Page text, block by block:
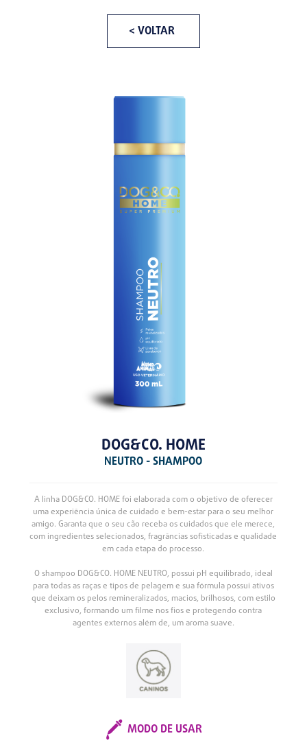
< VOLTAR
DOG&CO. HOME
NEUTRO - SHAMPOO
A linha DOG&CO. HOME foi elaborada com o objetivo de oferecer
uma experiência única de cuidado e bem-estar para o seu melhor
amigo. Garanta que o seu cão receba os cuidados que ele merece,
com ingredientes selecionados, fragrâncias sofisticadas e qualidade
em cada etapa do processo.
O shampoo DOG&CO. HOME NEUTRO, possui pH equilibrado, ideal
para todas as raças e tipos de pelagem e sua fórmula possui ativos
que deixam os pelos remineralizados, macios, brilhosos, com estilo
exclusivo, formando um filme nos fios e protegendo contra
agentes externos além de, um aroma suave.
MODO DE USAR